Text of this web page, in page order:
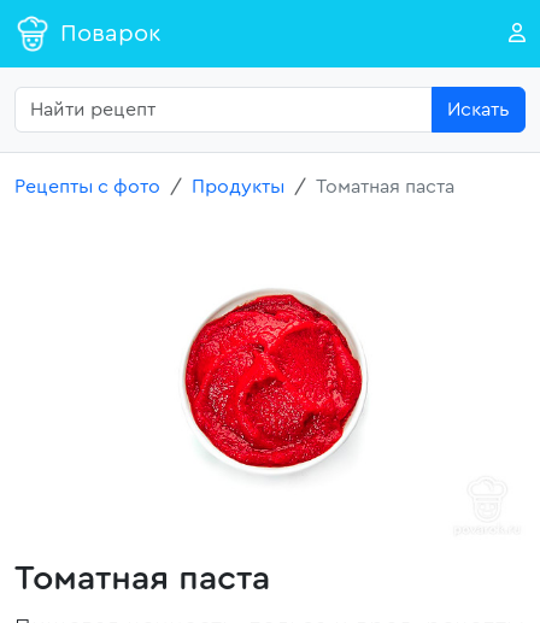
Поварок
Искать
Рецепты с фото Продукты Томатная паста
Томатная паста